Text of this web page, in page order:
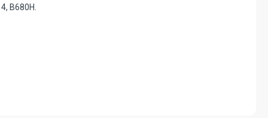
B680H.